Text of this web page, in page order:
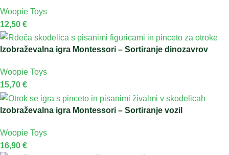
Woopie Toys
12,50 €
Izobraževalna igra Montessori – Sortiranje dinozavrov
Woopie Toys
15,70 €
Izobraževalna igra Montessori – Sortiranje vozil
Woopie Toys
16,90 €